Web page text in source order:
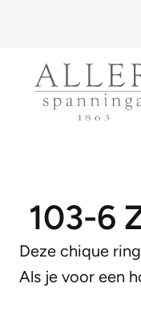
103-6
Deze chique
Als je voor een